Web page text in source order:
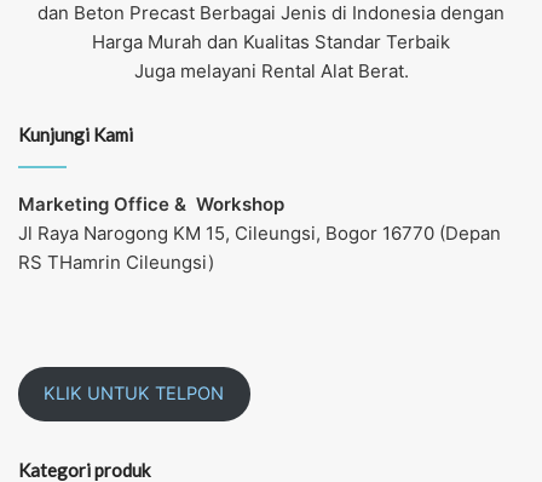
dan Beton Precast Berbagai Jenis di Indonesia dengan
Harga Murah dan Kualitas Standar Terbaik
Juga melayani Rental Alat Berat.
Kunjungi Kami
Marketing Office & Workshop
Jl Raya Narogong KM 15, Cileungsi, Bogor 16770 (Depan
RS THamrin Cileungsi)
KLIK UNTUK TELPON
Kategori produk